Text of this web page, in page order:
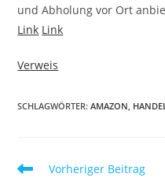
und Abholung vor Ort
Link Link
Verweis
SCHLAGWÖRTER:AMAZON HANDEL
Vorheriger Beitrag